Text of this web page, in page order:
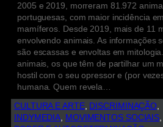
2005 e 2019, morreram 81.972
portuguesas, com maior incidência
mamíferos. Desde 2019, mais de 11
envolvendo animais. As informações
são escassas e envoltas em
animais, os que têm de partilhar um
hostil com o seu opressor e (por
humana. Quem revela…
CULTURA E ARTE, DISCRIMINAÇÃO
INDYMEDIA, MOVIMENTOS SOCIAIS